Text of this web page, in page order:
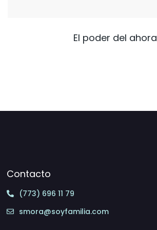
El poder del ahora
Contacto
(773) 696 11 79
smora@soyfamilia.com